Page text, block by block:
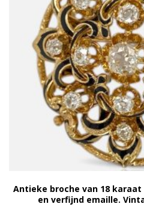
Antieke broche van 18
en verfijnd emaille.